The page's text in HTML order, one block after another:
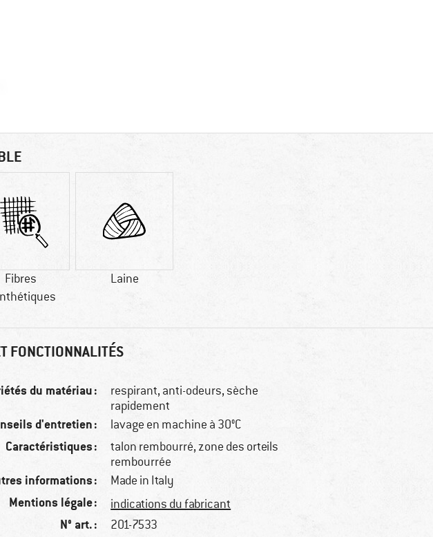
Fibres
Laine
FONCTIONNALITÉS
du matériau :
respirant, anti-odeurs, sèche
rapidement
d'entretien : lavage en machine à 30°C
Caractéristiques :
talon rembourré, zone des orteils
rembourrée
informations : Made in Italy
Mentions légale : indications du fabricant
N° art. : 201-7533